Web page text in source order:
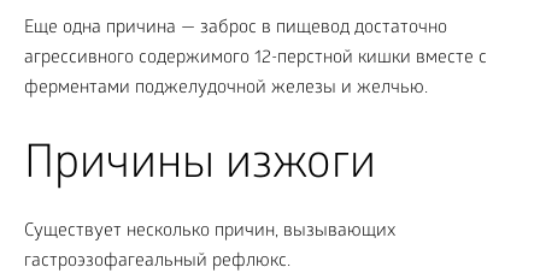
Еще одна причина — заброс в пищевод достаточно
агрессивного содержимого 12-перстной кишки вместе с
ферментами поджелудочной железы и желчью.
Причины изжоги
Существует несколько причин, вызывающих
гастроэзофагеальный рефлюкс.